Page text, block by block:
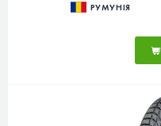
РУМУНІЯ